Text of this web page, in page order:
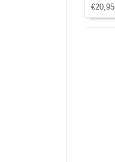
€20,95